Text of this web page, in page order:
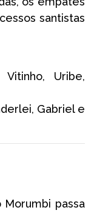
santistas
Vitinho, Uribe,
Gabriel e
passa